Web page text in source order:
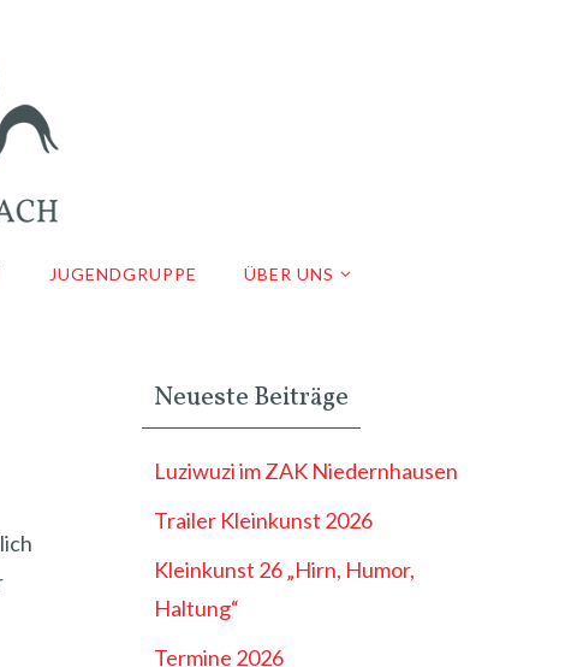
JUGENDGRUPPE ÜBER UNS
Neueste Beiträge
Luziwuzi im ZAK Niedernhausen
Trailer Kleinkunst 2026
Kleinkunst 26 „Hirn, Humor,
Haltung“
Termine 2026